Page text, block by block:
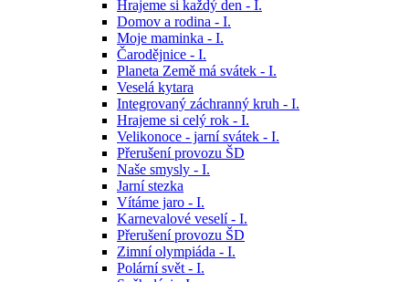
Hrajeme si každý den - I.
Domov a rodina - I.
Moje maminka - I.
Čarodějnice - I.
Planeta Země má svátek - I.
Veselá kytara
Integrovaný záchranný kruh - I.
Hrajeme si celý rok - I.
Velikonoce - jarní svátek - I.
Přerušení provozu ŠD
Naše smysly - I.
Jarní stezka
Vítáme jaro - I.
Karnevalové veselí - I.
Přerušení provozu ŠD
Zimní olympiáda - I.
Polární svět - I.